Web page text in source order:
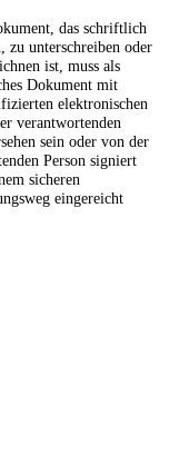
das schriftlich
zu unterschreiben oder
ist, muss als
Dokument mit
elektronischen
verantwortenden
sein oder von der
Person signiert
sicheren
eingereicht